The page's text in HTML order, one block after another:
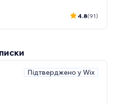
4.8(91)
Підтверджено у Wix